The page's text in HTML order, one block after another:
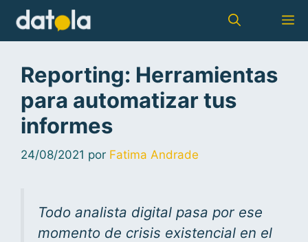
Reporting: Herramientas
para automatizar tus
informes
24/08/2021 por Fatima Andrade
Todo analista digital pasa por ese
momento de crisis existencial en el